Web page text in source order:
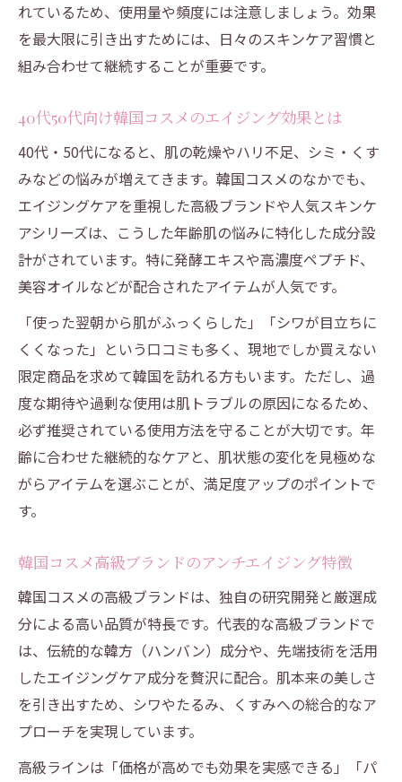
れているため、使用量や頻度には注意しましょう。効果
を最大限に引き出すためには、日々のスキンケア習慣と
組み合わせて継続することが重要です。
40代50代向け韓国コスメのエイジング効果とは
40代・50代になると、肌の乾燥やハリ不足、シミ・くす
みなどの悩みが増えてきます。韓国コスメのなかでも、
エイジングケアを重視した高級ブランドや人気スキンケ
アシリーズは、こうした年齢肌の悩みに特化した成分設
計がされています。特に発酵エキスや高濃度ペプチド、
美容オイルなどが配合されたアイテムが人気です。
「使った翌朝から肌がふっくらした」「シワが目立ちに
くくなった」という口コミも多く、現地でしか買えない
限定商品を求めて韓国を訪れる方もいます。ただし、過
度な期待や過剰な使用は肌トラブルの原因になるため、
必ず推奨されている使用方法を守ることが大切です。年
齢に合わせた継続的なケアと、肌状態の変化を見極めな
がらアイテムを選ぶことが、満足度アップのポイントで
す。
韓国コスメ高級ブランドのアンチエイジング特徴
韓国コスメの高級ブランドは、独自の研究開発と厳選成
分による高い品質が特長です。代表的な高級ブランドで
は、伝統的な韓方（ハンバン）成分や、先端技術を活用
したエイジングケア成分を贅沢に配合。肌本来の美しさ
を引き出すため、シワやたるみ、くすみへの総合的なア
プローチを実現しています。
高級ラインは「価格が高めでも効果を実感できる」「パ